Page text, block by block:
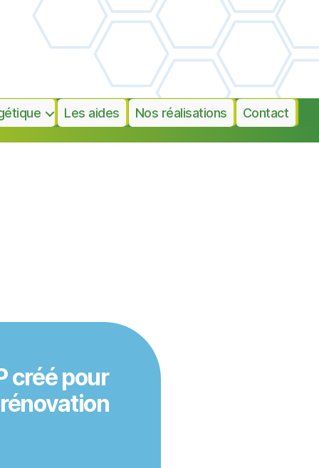
Les aides Nos réalisations Contact
créé pour
rénovation